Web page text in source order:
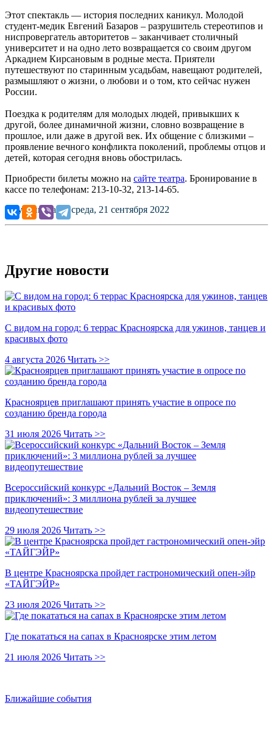
Этот спектакль — история последних каникул. Молодой
студент-медик Евгений Базаров – разрушитель стереотипов и
ниспровергатель авторитетов – заканчивает столичный
университет и на одно лето возвращается со своим другом
Аркадием Кирсановым в родные места. Приятели
путешествуют по старинным усадьбам, навещают родителей,
размышляют о жизни, о любови и о том, кто сейчас нужен
России.
Поездка к родителям для молодых людей, привыкших к
другой, более динамичной жизни, словно возвращение в
прошлое, или даже в другой век. Их общение с близкими –
проявление вечного конфликта поколений, проблемы отцов и
детей, которая сегодня вновь обострилась.
Приобрести билеты можно на сайте театра. Бронирование в
кассе по телефонам: 213-10-32, 213-14-65.
Опубликовано: среда, 21 сентября 2022
Другие новости
С видом на город: 6 террас Красноярска для ужинов, танцев и
красивых фото
4 августа 2026 Читать >>
Красноярцев приглашают принять участие в опросе по
созданию бренда города
31 июля 2026 Читать >>
Всероссийский конкурс «Дальний Восток – Земля
приключений»: 3 миллиона рублей за лучшее
видеопутешествие
29 июля 2026 Читать >>
В центре Красноярска пройдет гастрономический опен-эйр
«ТАЙГЭЙР»
23 июля 2026 Читать >>
Где покататься на сапах в Красноярске этим летом
21 июля 2026 Читать >>
Ближайшие события